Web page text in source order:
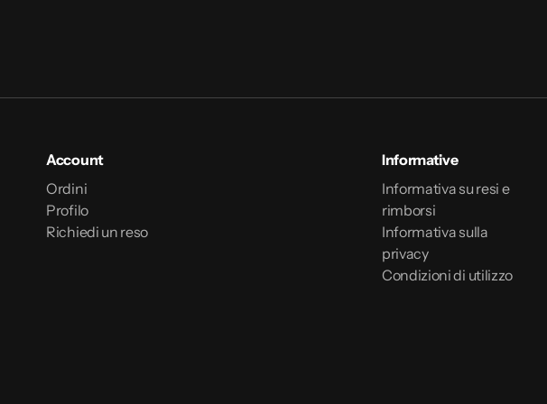
Account
Ordini
Profilo
Richiedi un reso
Informative
Informativa su resi e
rimborsi
Informativa sulla
privacy
Condizioni di utilizzo